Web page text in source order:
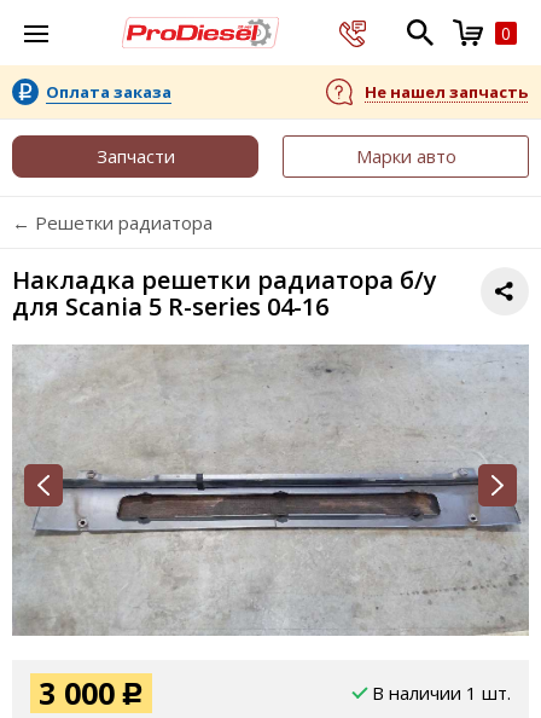
0
Оплата заказа Не нашел запчасть
Запчасти Марки авто
← Решетки радиатора
Накладка решетки радиатора б/у
для Scania 5 R-series 04-16
3 000 Р В наличии 1 шт.